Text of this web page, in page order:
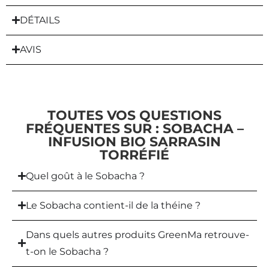
DÉTAILS
AVIS
TOUTES VOS QUESTIONS
FRÉQUENTES SUR : SOBACHA –
INFUSION BIO SARRASIN
TORRÉFIÉ
Quel goût à le Sobacha ?
Le Sobacha contient-il de la théine ?
Dans quels autres produits GreenMa retrouve-
t-on le Sobacha ?